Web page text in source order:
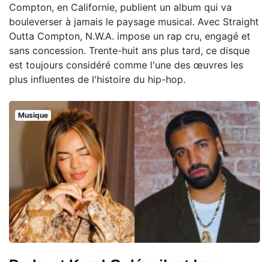
Compton, en Californie, publient un album qui va
bouleverser à jamais le paysage musical. Avec Straight
Outta Compton, N.W.A. impose un rap cru, engagé et
sans concession. Trente-huit ans plus tard, ce disque
est toujours considéré comme l'une des œuvres les
plus influentes de l'histoire du hip-hop.
Musique